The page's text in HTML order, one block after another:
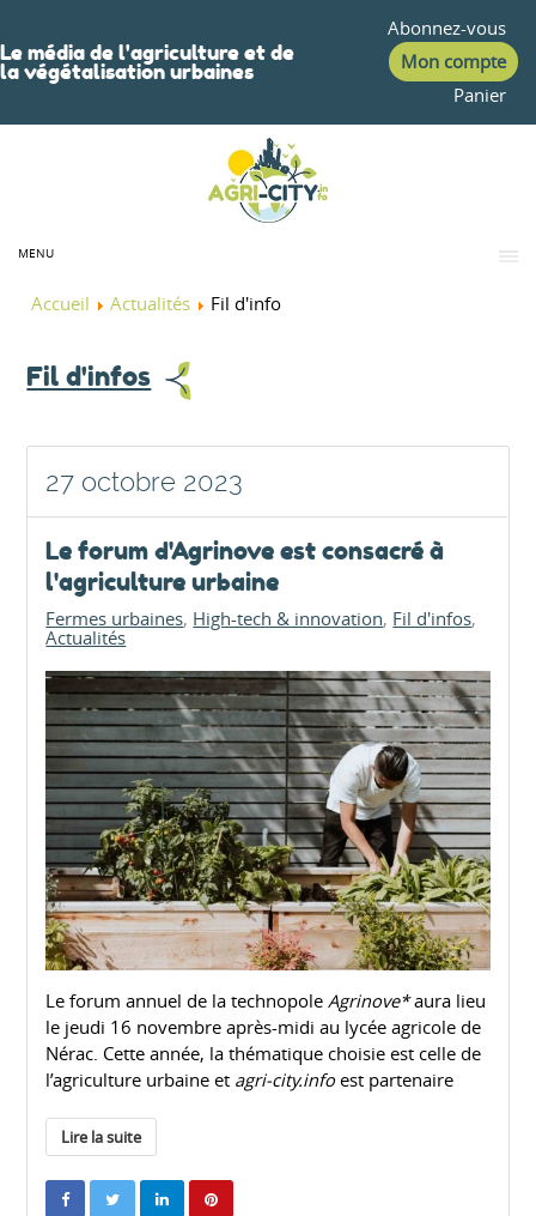
Le média de l'agriculture et de
la végétalisation urbaines
Abonnez-vous
Mon compte
Panier
MENU
Accueil Actualités Fil d'info
Fil d'infos
27 octobre 2023
Le forum d'Agrinove est consacré à
l'agriculture urbaine
Fermes urbaines High-tech & innovation Fil d'infos
Actualités
Le forum annuel de la technopoleAgrinove*aura lieu
le jeudi 16 novembre après-midi au lycée agricole de
Nérac. Cette année, la thématique choisie est celle de
l’agriculture urbaine et agri-city.infoest partenaire
Lire la suite